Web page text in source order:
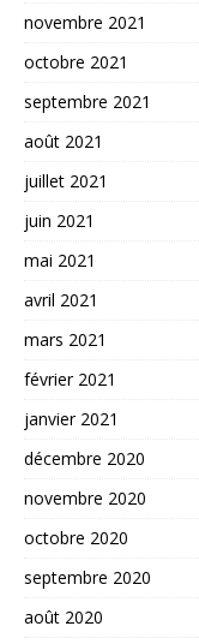
novembre 2021
octobre 2021
septembre 2021
août 2021
juillet 2021
juin 2021
mai 2021
avril 2021
mars 2021
février 2021
janvier 2021
décembre 2020
novembre 2020
octobre 2020
septembre 2020
août 2020